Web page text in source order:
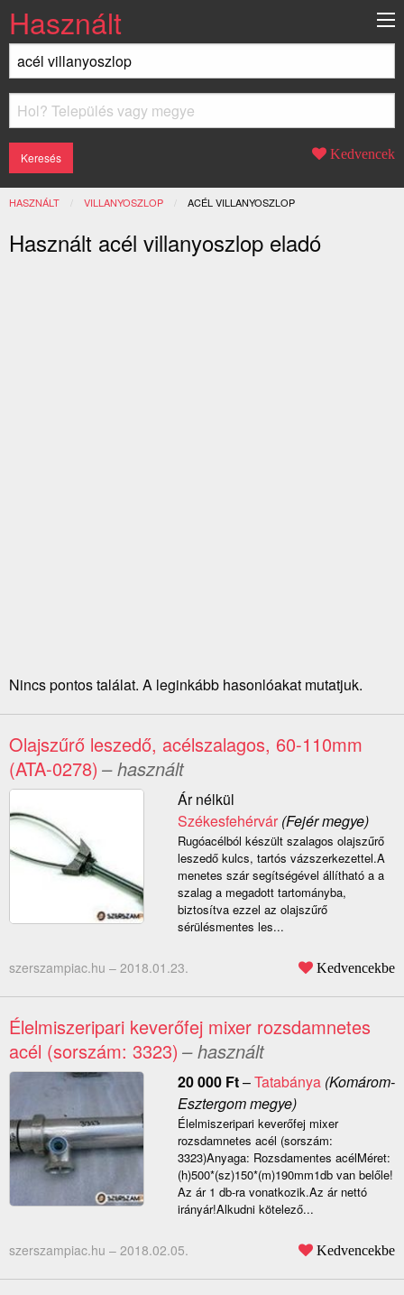
Használt
Kedvencek
HASZNÁLT VILLANYOSZLOP JELENLEGI:
ACÉL VILLANYOSZLOP
Használt acél villanyoszlop eladó
Nincs pontos találat. A leginkább hasonlóakat mutatjuk.
Olajszűrő leszedő, acélszalagos, 60-110mm
(ATA-0278) – használt
Ár nélkül
Székesfehérvár(Fejér megye)
Rugóacélból készült szalagos olajszűrő
leszedő kulcs, tartós vázszerkezettel.A
menetes szár segítségével állítható a a
szalag a megadott tartományba,
biztosítva ezzel az olajszűrő
sérülésmentes les...
szerszampiac.hu – 2018.01.23. Kedvencekbe
Élelmiszeripari keverőfej mixer rozsdamnetes
acél (sorszám: 3323) – használt
20 000 Ft–Tatabánya(Komárom-
Esztergom megye)
Élelmiszeripari keverőfej mixer
rozsdamnetes acél (sorszám:
3323)Anyaga: Rozsdamentes acélMéret:
(h)500*(sz)150*(m)190mm1db van belőle!
Az ár 1 db-ra vonatkozik.Az ár nettó
irányár!Alkudni kötelező...
szerszampiac.hu – 2018.02.05. Kedvencekbe